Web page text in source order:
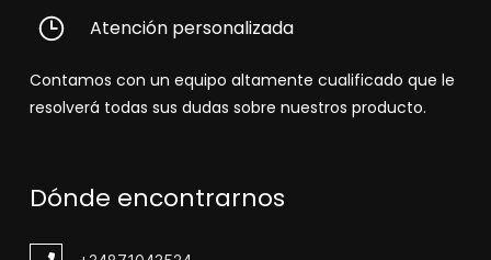
Atención personalizada
Contamos con un equipo altamente cualificado que le
resolverá todas sus dudas sobre nuestros producto.
Dónde encontrarnos